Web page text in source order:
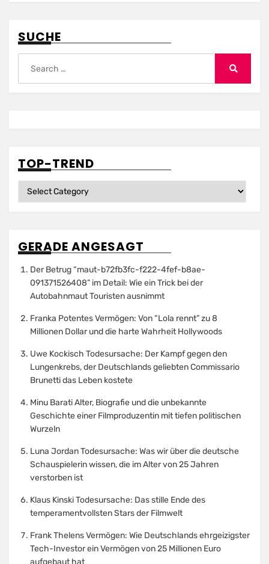
SUCHE
TOP-TREND
Top-
GERADE ANGESAGT
Der Betrug “maut-b72fb3fc-f222-4fef-b8ae-
091371526408” im Detail: Wie ein Trick bei der
Autobahnmaut Touristen ausnimmt
Franka Potentes Vermögen: Von “Lola rennt” zu 8
Millionen Dollar und die harte Wahrheit Hollywoods
Uwe Kockisch Todesursache: Der Kampf gegen den
Lungenkrebs, der Deutschlands geliebten Commissario
Brunetti das Leben kostete
Minu Barati Alter, Biografie und die unbekannte
Geschichte einer Filmproduzentin mit tiefen politischen
Wurzeln
Luna Jordan Todesursache: Was wir über die deutsche
Schauspielerin wissen, die im Alter von 25 Jahren
verstorben ist
Klaus Kinski Todesursache: Das stille Ende des
temperamentvollsten Stars der Filmwelt
Frank Thelens Vermögen: Wie Deutschlands ehrgeizigster
Tech-Investor ein Vermögen von 25 Millionen Euro